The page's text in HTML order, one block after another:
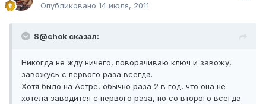
Опубликовано 14 июля, 2011
S@chok сказал:
Никогда не жду ничего, поворачиваю ключ и завожу,
завожусь с первого раза всегда.
Хотя было на Астре, обычно раза 2 в год, что она не
хотела заводится с первого раза, но со второго всегда